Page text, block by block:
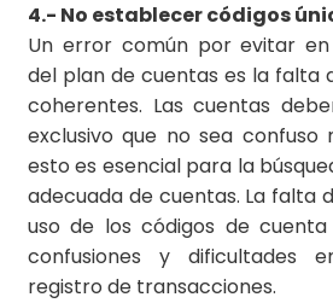
4.- No establecer códigos
Un error común por evitar
del plan de cuentas es la falta
coherentes. Las cuentas
exclusivo que no sea confuso
esto es esencial para la
adecuada de cuentas. La falta
uso de los códigos de
confusiones y dificultades
registro de transacciones.